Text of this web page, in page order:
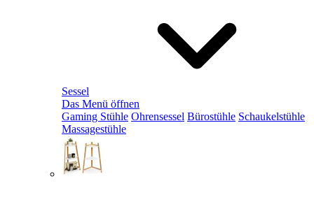
Sessel
Das Menü öffnen
Gaming Stühle Ohrensessel Bürostühle Schaukelstühle
Massagestühle